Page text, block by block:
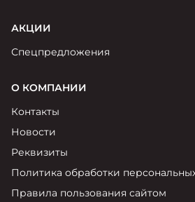
АКЦИИ
Спецпредложения
О КОМПАНИИ
Контакты
Новости
Реквизиты
Политика обработки
Правила пользования сайтом